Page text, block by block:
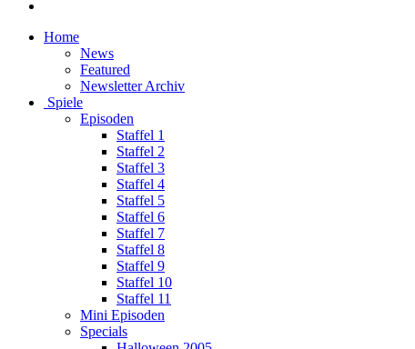
Home
News
Featured
Newsletter Archiv
Spiele
Episoden
Staffel 1
Staffel 2
Staffel 3
Staffel 4
Staffel 5
Staffel 6
Staffel 7
Staffel 8
Staffel 9
Staffel 10
Staffel 11
Mini Episoden
Specials